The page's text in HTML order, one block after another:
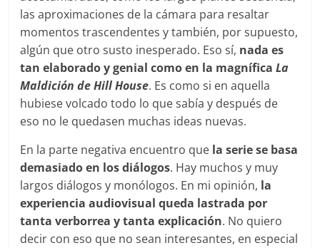
las aproximaciones de la cámara para resaltar
momentos trascendentes y también, por supuesto,
algún que otro susto inesperado. Eso sí, nada es
tan elaborado y genial como en la magníficaLa
Maldición de Hill House. Es como si en aquella
hubiese volcado todo lo que sabía y después de
eso no le quedasen muchas ideas nuevas.
En la parte negativa encuentro que la serie se basa
demasiado en los diálogos. Hay muchos y muy
largos diálogos y monólogos. En mi opinión, la
experiencia audiovisual queda lastrada por
tanta verborrea y tanta explicación. No quiero
decir con eso que no sean interesantes, en especial